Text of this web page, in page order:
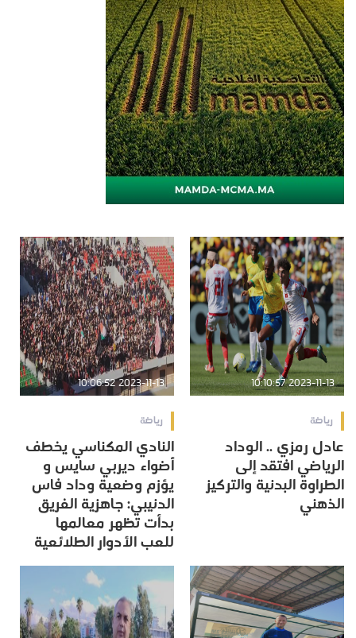
2023-11-13 10:10:57
رياضة
عادل رمزي .. الوداد
الرياضي افتقد إلى
الطراوة البدنية والتركيز
الذهني
2023-11-13 10:06:52
رياضة
النادي المكناسي يخطف
أضواء ديربي سايس و
يؤزم وضعية وداد فاس
الدنيبي: جاهزية الفريق
بدأت تظهر معالمها
للعب الأدوار الطلائعية